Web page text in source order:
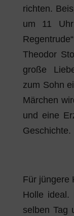
richten.
um 11
Theodor
große
zum Sohn
Märchen
und eine
Geschichte.
Für jüngere
Holle ideal.
selben Tag